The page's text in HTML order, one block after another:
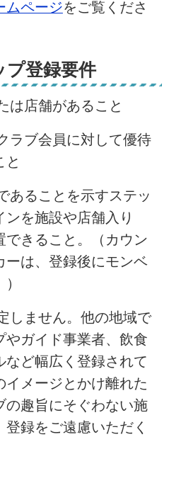
ムページをご覧くださ
プ登録要件
は店舗があること
ラブ会員に対して優待
と
あることを示すステッ
を施設や店舗入り
できること。（カウン
ーは、登録後にモンベ
しません。他の地域で
やガイド事業者、飲食
など幅広く登録されて
イメージとかけ離れた
の趣旨にそぐわない施
録をご遠慮いただく